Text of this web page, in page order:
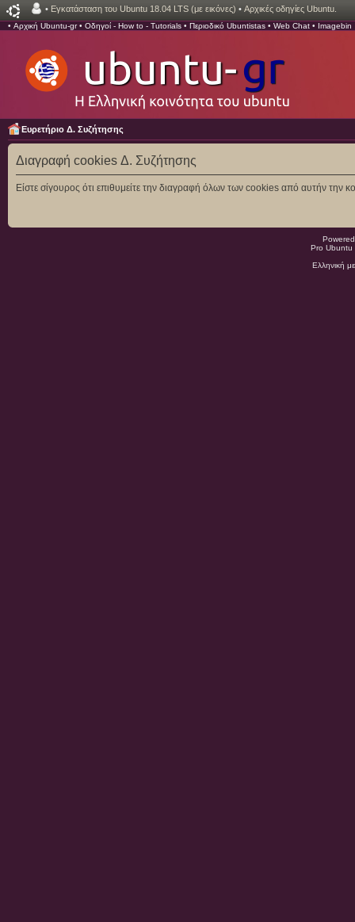
• Εγκατάσταση του Ubuntu 18.04 LTS (με εικόνες) • Αρχικές οδηγίες Ubuntu.
• Αρχική Ubuntu-gr• Οδηγοί - How to - Tutorials • Περιοδικό Ubuntistas • Web Chat • Imagebin
Ευρετήριο Δ. Συζήτησης
Διαγραφή cookies Δ. Συζήτησης
Είστε σίγουρος ότι επιθυμείτε την διαγραφή όλων των cookies από αυτήν την
Pro
Ελληνική